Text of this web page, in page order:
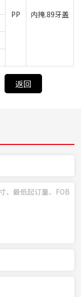
PP 内掩.89牙盖
返回